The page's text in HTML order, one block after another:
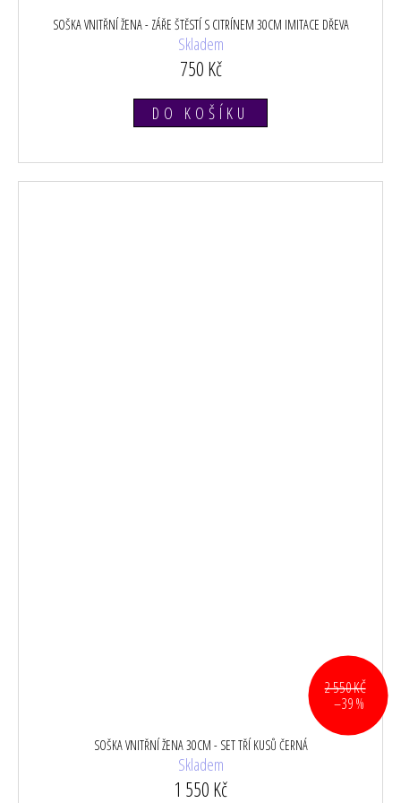
SOŠKA VNITŘNÍ ŽENA - ZÁŘE ŠTĚSTÍ S CITRÍNEM 30CM IMITACE DŘEVA
Skladem
750 Kč
DO KOŠÍKU
2 550 KČ
–39 %
SOŠKA VNITŘNÍ ŽENA 30CM - SET TŘÍ KUSŮ ČERNÁ
Skladem
1 550 Kč